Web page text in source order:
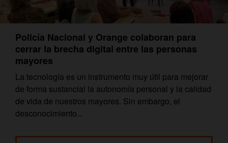
Policía Nacional y Orange colaboran para
cerrar la brecha digital entre las personas
mayores
La tecnología es un instrumento muy útil para mejorar
de forma sustancial la autonomía personal y la calidad
de vida de nuestros mayores. Sin embargo, el
desconocimiento...